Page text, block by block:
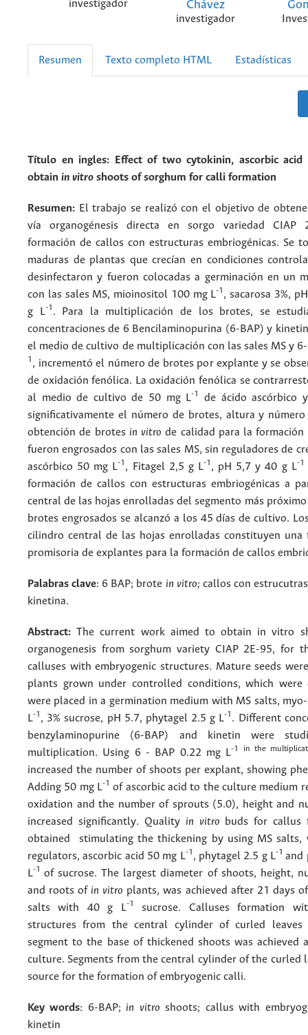
investigador
Chávez
investigador
Resumen Texto completo HTML Estadísticas
Título en ingles: Effect of two cytokinin, ascorbic acid
obtain in vitro shoots of sorghum for calli formation
Resumen: El trabajo se realizó con el objetivo de
vía organogénesis directa en sorgo variedad CIAP
formación de callos con estructuras embriogénicas. Se
maduras de plantas que crecían en condiciones
desinfectaron y fueron colocadas a germinación en un
con las sales MS, mioinositol 100 mg L-1 , sacarosa 3%,
g L-1 . Para la multiplicación de los brotes, se
concentraciones de 6 Bencilaminopurina (6-BAP) y
el medio de cultivo de multiplicación con las sales MS y
1 , incrementó el número de brotes por explante y se
de oxidación fenólica. La oxidación fenólica se
al medio de cultivo de 50 mg L-1
de ácido ascórbico
significativamente el número de brotes, altura y
obtención de brotes in vitro de calidad para la formación
fueron engrosados con las sales MS, sin reguladores de
ascórbico 50 mg L-1 , Fitagel 2,5 g L-1 , pH 5,7 y 40 g L-1
formación de callos con estructuras embriogénicas a
central de las hojas enrolladas del segmento más
brotes engrosados se alcanzó a los 45 días de cultivo.
cilindro central de las hojas enrolladas constituyen una
promisoria de explantes para la formación de callos
Palabras clave: 6 BAP; brote in vitro; callos con
kinetina.
Abstract: The current work aimed to obtain in vitro
organogenesis from sorghum variety CIAP 2E-95, for
calluses with embryogenic structures. Mature seeds
plants grown under controlled conditions, which were
were placed in a germination medium with MS salts,
L-1 , 3% sucrose, pH 5.7, phytagel 2.5 g L-1 . Different
benzylaminopurine (6-BAP) and kinetin were
multiplication. Using 6 - BAP 0.22 mg L-1 in the
increased the number of shoots per explant, showing
Adding 50 mg L-1 of ascorbic acid to the culture medium
oxidation and the number of sprouts (5.0), height and
increased significantly. Quality in vitro buds for callus
obtained stimulating the thickening by using MS
regulators, ascorbic acid 50 mg L-1 , phytagel 2.5 g L-1 and
L-1 of sucrose. The largest diameter of shoots, height,
and roots of in vitro plants, was achieved after 21 days
salts with 40 g L-1
sucrose. Calluses formation
structures from the central cylinder of curled
segment to the base of thickened shoots was achieved
culture. Segments from the central cylinder of the curled
source for the formation of embryogenic calli.
Key words: 6-BAP; in vitro shoots; callus with
kinetin